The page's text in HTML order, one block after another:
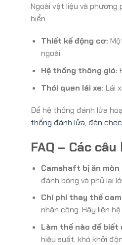
Ngoài vật liệu và
biển:
Thiết kế động cơ:
ngoài.
Hệ thống thông gió:
Thói quen lái xe: Lái
Để hệ thống đánh lửa
thống đánh lửa, đèn
FAQ – Các
Camshaft bị ăn
đánh bóng và phủ lại
Chi phí thay thế
nhân công. Hãy liên
Làm thế nào để
hiệu suất, khó khởi